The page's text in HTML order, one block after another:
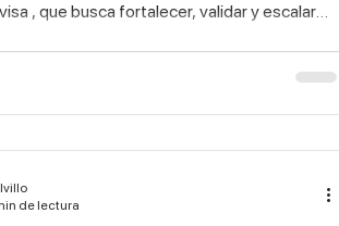
, que busca fortalecer, validar y escalar
asistieron para conocer a profundidad
convocatoria POSiBLE 2026 , así como las
de lectura